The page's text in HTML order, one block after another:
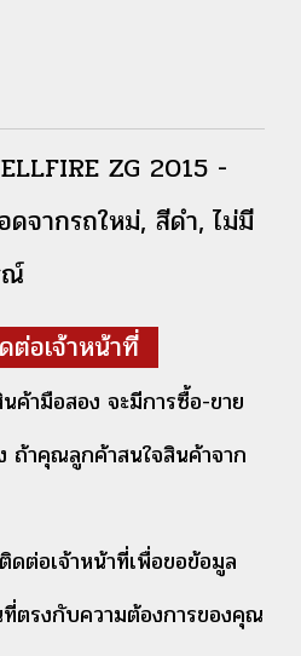
ZG 2015 -
จากรถใหม่, สีดำ, ไม่มี
ณ์
ต่อเจ้าหน้าที่
ค้ามือสอง จะมีการซื้อ-ขาย
ถ้าคุณลูกค้าสนใจสินค้าจาก
ต่อเจ้าหน้าที่เพื่อขอข้อมูล
ตรงกับความต้องการของคุณ